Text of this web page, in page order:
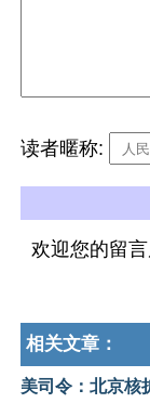
读者暱称:
欢迎您的留言
相关文章：
美司令：北京核